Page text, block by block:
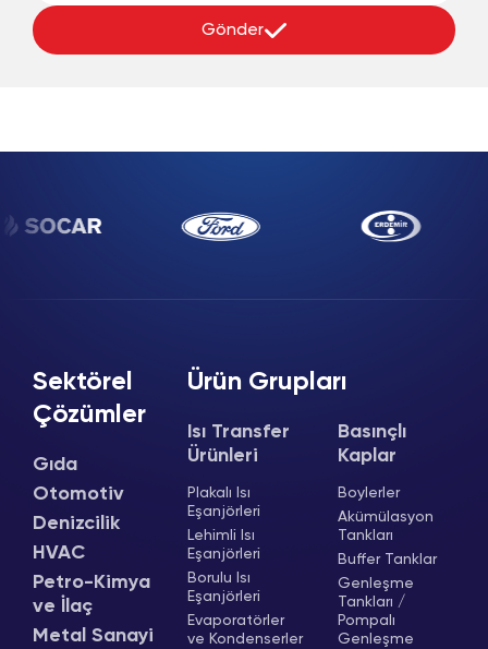
Gönder
Sektörel
Çözümler
Gıda
Otomotiv
Denizcilik
HVAC
Petro-Kimya
ve İlaç
Metal Sanayi
Ürün Grupları
Isı Transfer
Ürünleri
Plakalı Isı
Eşanjörleri
Lehimli Isı
Eşanjörleri
Borulu Isı
Eşanjörleri
Evaporatörler
ve Kondenserler
Basınçlı
Kaplar
Boylerler
Akümülasyon
Tankları
Buffer Tanklar
Genleşme
Tankları /
Pompalı
Genleşme